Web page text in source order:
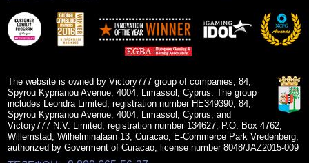
18228 ₽
Deni***
More Gold Diggin
The website is owned by Victory777 group of companies, 84,
Spyrou Kyprianou Avenue, 4004, Limassol, Cyprus. The group
includes Leondra Limited, registration number HE349390, 84,
Spyrou Kyprianou Avenue, 4004, Limassol, Cyprus, and
Victory777 N.V. Limited, registration number 134627, P.O. Box 4762,
Willemstad, Wilhelminalaan 13, Curacao, E-Commerce Park Vredenberg,
authorized by Goverment of Curacao, license number 8048/JAZ2015-009